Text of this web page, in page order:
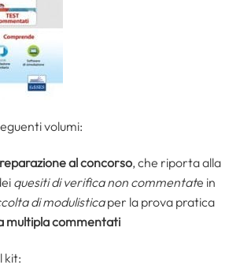
volumi:
al concorso, che riporta alla
quesiti di verifica non commentate in
di modulisticaper la prova pratica
multipla commentati
kit: